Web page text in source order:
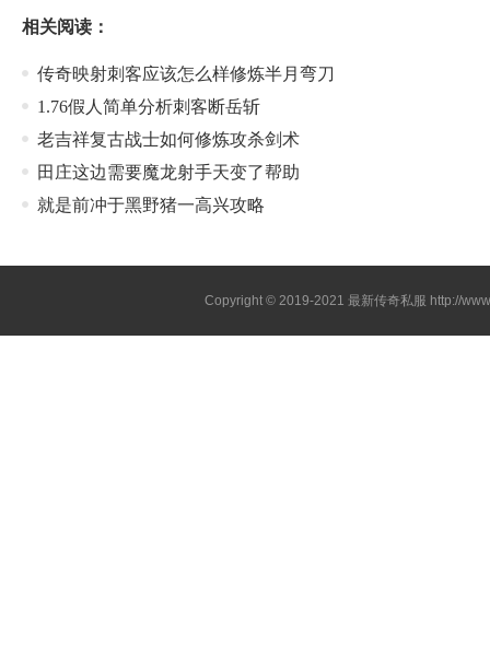
相关阅读：
传奇映射刺客应该怎么样修炼半月弯刀
1.76假人简单分析刺客断岳斩
老吉祥复古战士如何修炼攻杀剑术
田庄这边需要魔龙射手天变了帮助
就是前冲于黑野猪一高兴攻略
Copyright © 2019-2021最新传奇私服 http://